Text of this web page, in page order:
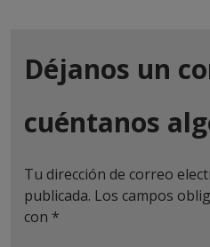
Déjanos un
cuéntanos
Tu dirección de correo
publicada. Los campos
con *